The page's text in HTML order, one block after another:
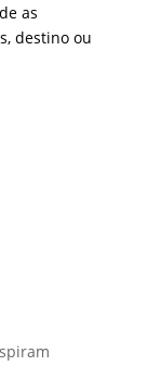
as
destino ou